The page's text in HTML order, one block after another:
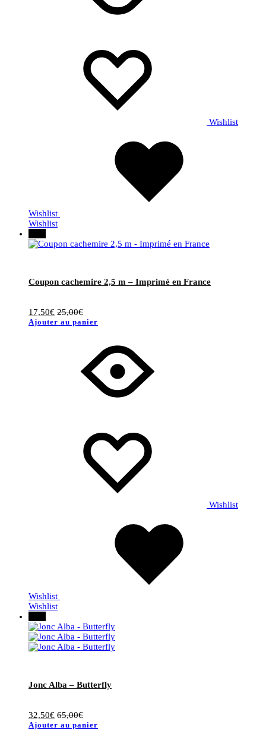
Wishlist
Wishlist
Wishlist
Coupon cachemire 2,5 m – Imprimé en France
17,50€ 25,00€
Ajouter au panier
Wishlist
Wishlist
Wishlist
Jonc Alba – Butterfly
32,50€ 65,00€
Ajouter au panier